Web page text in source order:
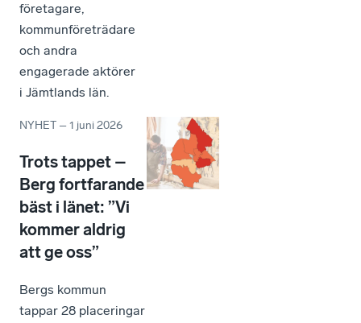
företagare,
kommunföreträdare
och andra
engagerade aktörer
i Jämtlands län.
NYHET –1 juni 2026
Trots tappet –
Berg fortfarande
bäst i länet: ”Vi
kommer aldrig
att ge oss”
Bergs kommun
tappar 28 placeringar